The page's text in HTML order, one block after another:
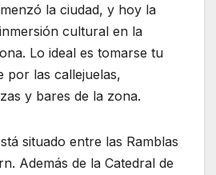
la ciudad, y hoy la
cultural en la
Lo ideal es tomarse tu
por las callejuelas,
y bares de la zona.
situado entre las Ramblas
Además de la Catedral de